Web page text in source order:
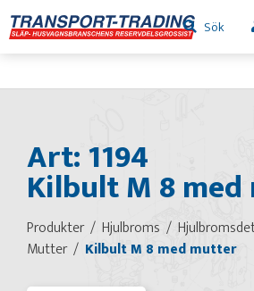
Sök
Art: 1194
Kilbult M 8
Produkter Hjulbroms
Mutter
Kilbult M 8 med mutter